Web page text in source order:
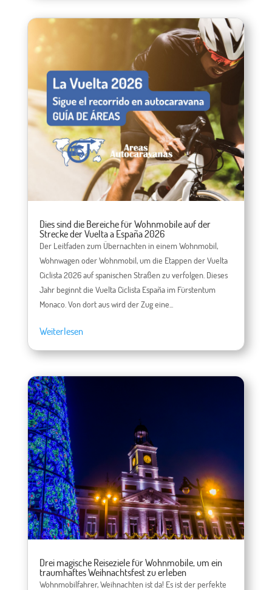
Dies sind die Bereiche für Wohnmobile auf der
Strecke der Vuelta a España 2026
Der Leitfaden zum Übernachten in einem Wohnmobil,
Wohnwagen oder Wohnmobil, um die Etappen der Vuelta
Ciclista 2026 auf spanischen Straßen zu verfolgen. Dieses
Jahr beginnt die Vuelta Ciclista España im Fürstentum
Monaco. Von dort aus wird der Zug eine...
Weiterlesen
Drei magische Reiseziele für Wohnmobile, um ein
traumhaftes Weihnachtsfest zu erleben
Wohnmobilfahrer, Weihnachten ist da! Es ist der perfekte